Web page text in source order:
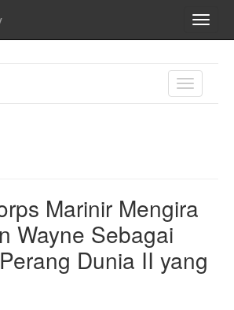
TOGGLE
Marinir Mengira
Wayne Sebagai
Dunia II yang